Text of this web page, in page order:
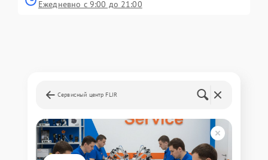
Ежедневно с 9:00 до 21:00
Сервисный центр FLIR